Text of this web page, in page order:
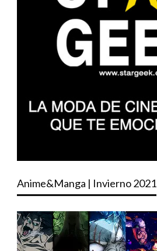
Anime&Manga | Invierno 2021